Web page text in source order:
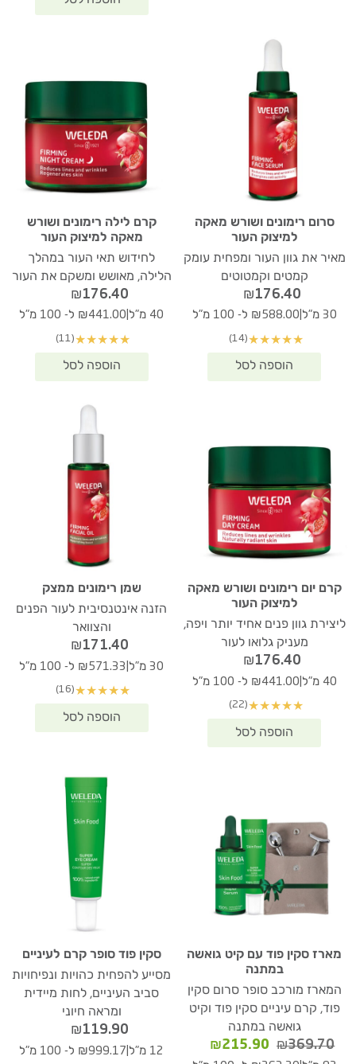
סרום רימונים ושורש מאקה
למיצוק העור
מאיר את גוון העור ומפחית עומק
קמטים וקמטוטים
₪176.40
30 מ"ל ₪588.00 ל- 100 מ"ל
★
★
★
★
★
(14)
קרם לילה רימונים ושורש
מאקה למיצוק העור
לחידוש תאי העור במהלך
הלילה, מאושש ומשקם את העור
₪176.40
40 מ"ל ₪441.00 ל- 100 מ"ל
★
★
★
★
★
(11)
קרם יום רימונים ושורש מאקה
למיצוק העור
ליצירת גוון פנים אחיד יותר ויפה,
מעניק גלואו לעור
₪176.40
40 מ"ל ₪441.00 ל- 100 מ"ל
★
★
★
★
★
(22)
שמן רימונים ממצק
הזנה אינטנסיבית לעור הפנים
והצוואר
₪171.40
30 מ"ל ₪571.33 ל- 100 מ"ל
★
★
★
★
★
(16)
מארז סקין פוד עם קיט גואשה
במתנה
המארז מורכב סופר סרום סקין
פוד, קרם עיניים סקין פוד וקיט
גואשה במתנה
₪369.70
המחיר
₪215.90
המחיר
סקין פוד סופר קרם לעיניים
מסייע להפחית כהויות ונפיחויות
סביב העיניים, לחות מיידית
ומראה חיוני
₪119.90
12 מ"ל ₪999.17 ל- 100 מ"ל